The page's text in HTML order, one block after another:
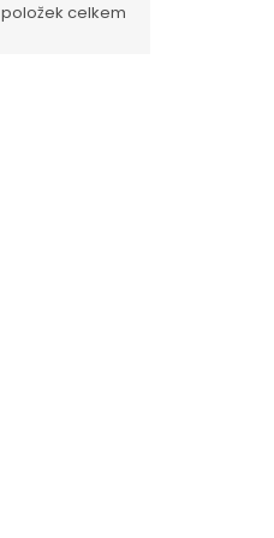
položek celkem